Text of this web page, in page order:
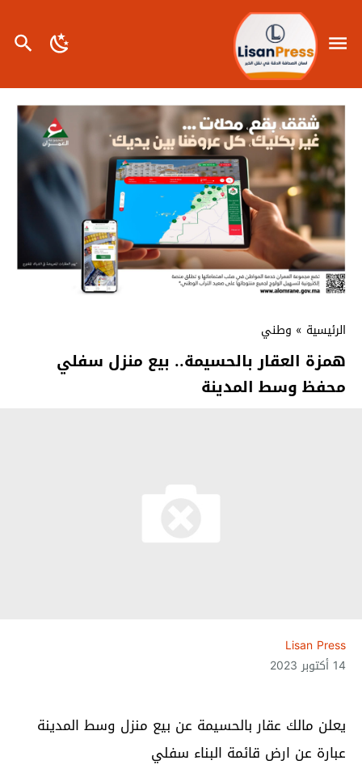
الرئيسية » وطني
همزة العقار بالحسيمة.. بيع منزل سفلي
محفظ وسط المدينة
Lisan Press
14 أكتوبر 2023
يعلن مالك عقار بالحسيمة عن بيع منزل وسط المدينة
عبارة عن ارض قائمة البناء سفلي